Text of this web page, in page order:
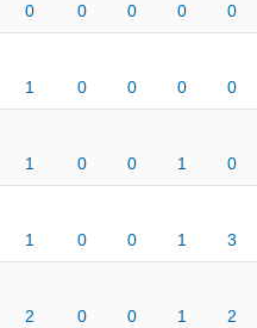
0 0 0 0 0
1 0 0 0 0
1 0 0 1 0
1 0 0 1 3
2 0 0 1 2